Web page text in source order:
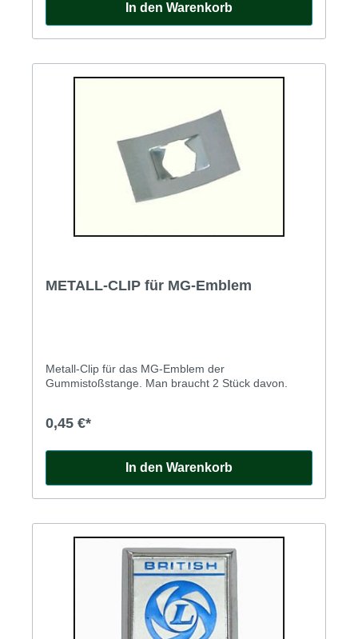
In den Warenkorb
METALL-CLIP für MG-Emblem
Metall-Clip für das MG-Emblem der
Gummistoßstange. Man braucht 2 Stück davon.
0,45 €*
In den Warenkorb